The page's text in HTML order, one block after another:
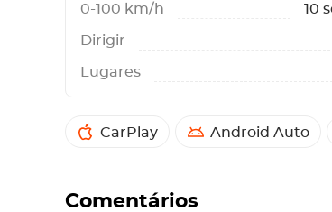
0-100 km/h 10
Dirigir
Lugares
CarPlay Android Auto
Comentários